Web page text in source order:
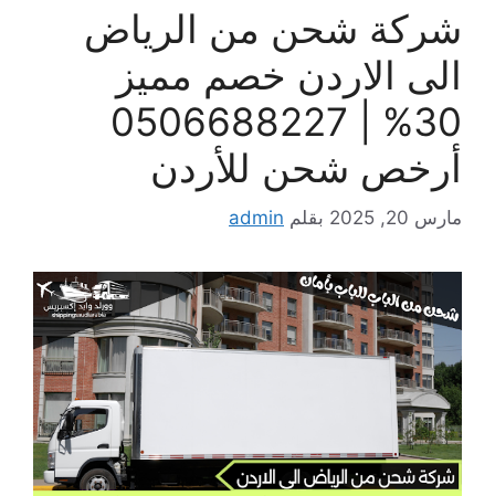
شركة شحن من الرياض
الى الاردن خصم مميز
30% | 0506688227
أرخص شحن للأردن
مارس 20, 2025 بقلم admin